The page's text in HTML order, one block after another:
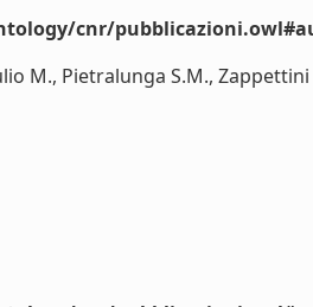
cnr/
M., Pietralunga S.M.,